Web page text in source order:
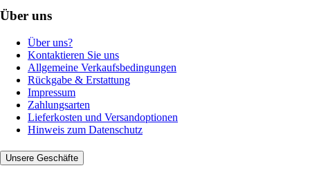
Über uns
Über uns?
Kontaktieren Sie uns
Allgemeine Verkaufsbedingungen
Rückgabe & Erstattung
Impressum
Zahlungsarten
Lieferkosten und Versandoptionen
Hinweis zum Datenschutz
Unsere Geschäfte